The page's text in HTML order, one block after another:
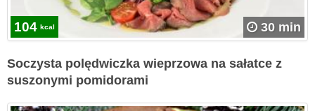
104 kcal 30 min
Soczysta polędwiczka wieprzowa na sałatce z
suszonymi pomidorami